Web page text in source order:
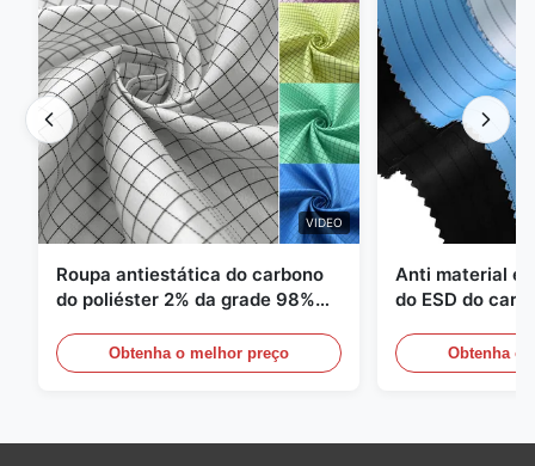
VIDEO
Roupa antiestática do carbono
do poliéster 2% da grade 98%
Obtenha o melhor preço
Anti material
do ESD do
Obtenha o